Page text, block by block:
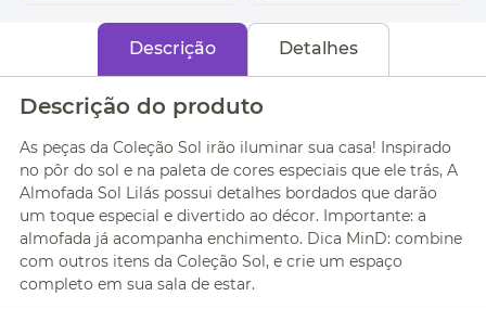
Descrição Detalhes
Descrição do produto
As peças da Coleção Sol irão iluminar sua casa! Inspirado
no pôr do sol e na paleta de cores especiais que ele trás, A
Almofada Sol Lilás possui detalhes bordados que darão
um toque especial e divertido ao décor. Importante: a
almofada já acompanha enchimento. Dica MinD: combine
com outros itens da Coleção Sol, e crie um espaço
completo em sua sala de estar.